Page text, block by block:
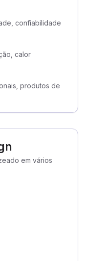
confiabilidade
calor
produtos de
em vários